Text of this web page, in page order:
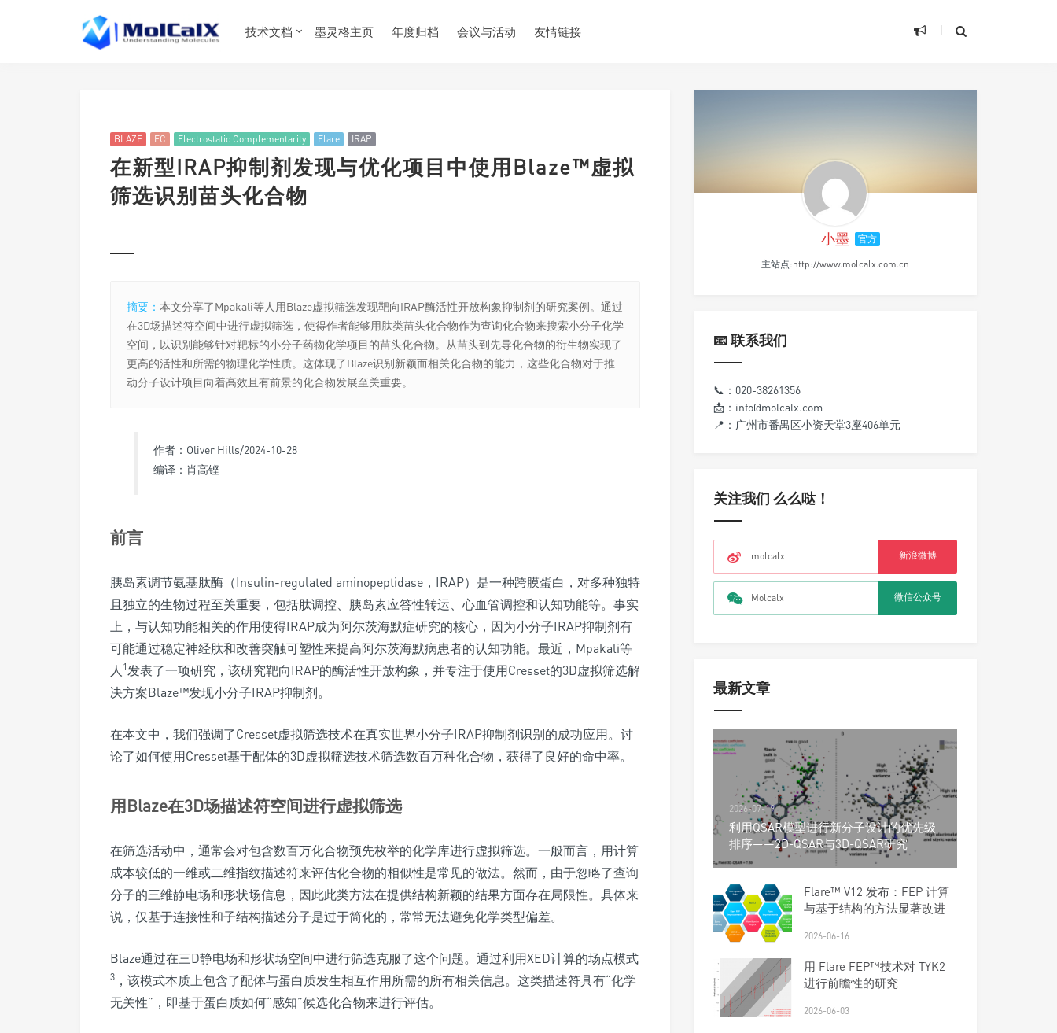
技术文档 墨灵格主页 年度归档 会议与活动 友情链接
BLAZE EC Electrostatic Complementarity Flare IRAP
在新型IRAP抑制剂发现与优化项目中使用Blaze™虚拟
筛选识别苗头化合物
摘要： 本文分享了Mpakali等人用Blaze虚拟筛选发现靶向IRAP酶活性开放构象抑制剂的研究案例。通过
在3D场描述符空间中进行虚拟筛选，使得作者能够用肽类苗头化合物作为查询化合物来搜索小分子化学
空间，以识别能够针对靶标的小分子药物化学项目的苗头化合物。从苗头到先导化合物的衍生物实现了
更高的活性和所需的物理化学性质。这体现了Blaze识别新颖而相关化合物的能力，这些化合物对于推
动分子设计项目向着高效且有前景的化合物发展至关重要。
作者：Oliver Hills/2024-10-28
编译：肖高铿
前言
胰岛素调节氨基肽酶（Insulin-regulated aminopeptidase，IRAP）是一种跨膜蛋白，对多种独特
且独立的生物过程至关重要，包括肽调控、胰岛素应答性转运、心血管调控和认知功能等。事实
上，与认知功能相关的作用使得IRAP成为阿尔茨海默症研究的核心，因为小分子IRAP抑制剂有
可能通过稳定神经肽和改善突触可塑性来提高阿尔茨海默病患者的认知功能。最近，Mpakali等
人 1发表了一项研究，该研究靶向IRAP的酶活性开放构象，并专注于使用Cresset的3D虚拟筛选解
决方案Blaze™发现小分子IRAP抑制剂。
在本文中，我们强调了Cresset虚拟筛选技术在真实世界小分子IRAP抑制剂识别的成功应用。讨
论了如何使用Cresset基于配体的3D虚拟筛选技术筛选数百万种化合物，获得了良好的命中率。
用Blaze在3D场描述符空间进行虚拟筛选
在筛选活动中，通常会对包含数百万化合物预先枚举的化学库进行虚拟筛选。一般而言，用计算
成本较低的一维或二维指纹描述符来评估化合物的相似性是常见的做法。然而，由于忽略了查询
分子的三维静电场和形状场信息，因此此类方法在提供结构新颖的结果方面存在局限性。具体来
说，仅基于连接性和子结构描述分子是过于简化的，常常无法避免化学类型偏差。
Blaze通过在三D静电场和形状场空间中进行筛选克服了这个问题。通过利用XED计算的场点模式
3 ，该模式本质上包含了配体与蛋白质发生相互作用所需的所有相关信息。这类描述符具有“化学
无关性”，即基于蛋白质如何“感知”候选化合物来进行评估。
小墨 官方
主站点:http://www.molcalx.com.cn
📧 联系我们
📞：020-38261356
📩：info@molcalx.com
📍：广州市番禺区小资天堂3座406单元
关注我们 么么哒！
molcalx 新浪微博
Molcalx 微信公众号
最新文章
2026-07-19
利用QSAR模型进行新分子设计的优先级
排序——2D-QSAR与3D-QSAR研究
Flare™ V12 发布：FEP 计算
与基于结构的方法显著改进
2026-06-16
用 Flare FEP™技术对 TYK2
进行前瞻性的研究
2026-06-03